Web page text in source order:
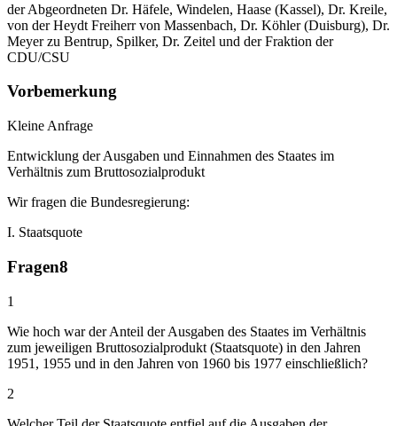
der Abgeordneten Dr. Häfele, Windelen, Haase (Kassel), Dr. Kreile,
von der Heydt Freiherr von Massenbach, Dr. Köhler (Duisburg), Dr.
Meyer zu Bentrup, Spilker, Dr. Zeitel und der Fraktion der
CDU/CSU
Vorbemerkung
Kleine Anfrage
Entwicklung der Ausgaben und Einnahmen des Staates im
Verhältnis zum Bruttosozialprodukt
Wir fragen die Bundesregierung:
I. Staatsquote
Fragen8
1
Wie hoch war der Anteil der Ausgaben des Staates im Verhältnis
zum jeweiligen Bruttosozialprodukt (Staatsquote) in den Jahren
1951, 1955 und in den Jahren von 1960 bis 1977 einschließlich?
2